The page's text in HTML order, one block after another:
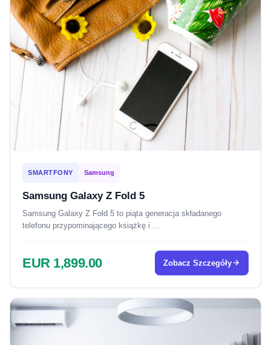
SMARTFONY Samsung
Samsung Galaxy Z Fold 5
Samsung Galaxy Z Fold 5 to piąta generacja składanego
telefonu przypominającego książkę i ...
EUR 1,899.00 Zobacz Szczegóły